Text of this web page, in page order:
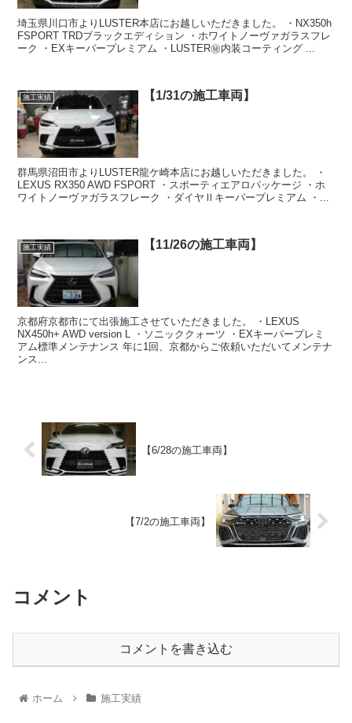
埼玉県川口市よりLUSTER本店にお越しいただきました。 ・NX350h
FSPORT TRDブラックエディション ・ホワイトノーヴァガラスフレ
ーク ・EXキーパープレミアム ・LUSTER㊙️内装コーティング ...
施工実績 【1/31の施工車両】
群馬県沼田市よりLUSTER龍ケ崎本店にお越しいただきました。 ・
LEXUS RX350 AWD FSPORT ・スポーティエアロパッケージ ・ホ
ワイトノーヴァガラスフレーク ・ダイヤⅡキーパープレミアム ・...
施工実績 【11/26の施工車両】
京都府京都市にて出張施工させていただきました。 ・LEXUS
NX450h+ AWD version L ・ソニッククォーツ ・EXキーパープレミ
アム標準メンテナンス 年に1回、京都からご依頼いただいてメンテナ
ンス...
【6/28の施工車両】
【7/2の施工車両】
コメント
コメントを書き込む
ホーム 施工実績